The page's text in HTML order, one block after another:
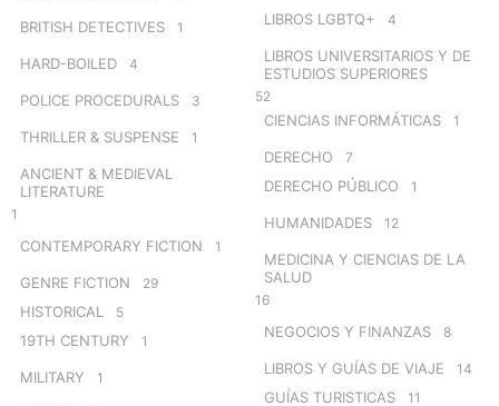
BRITISH DETECTIVES 1
HARD-BOILED 4
POLICE PROCEDURALS 3
THRILLER & SUSPENSE 1
ANCIENT & MEDIEVAL
LITERATURE
1
CONTEMPORARY FICTION 1
GENRE FICTION 29
HISTORICAL 5
19TH CENTURY 1
MILITARY 1
LIBROS LGBTQ+ 4
LIBROS UNIVERSITARIOS Y DE
ESTUDIOS SUPERIORES
52
CIENCIAS INFORMÁTICAS 1
DERECHO 7
DERECHO PÚBLICO 1
HUMANIDADES 12
MEDICINA Y CIENCIAS DE LA
SALUD
16
NEGOCIOS Y FINANZAS 8
LIBROS Y GUÍAS DE VIAJE 14
GUÍAS TURISTICAS 11